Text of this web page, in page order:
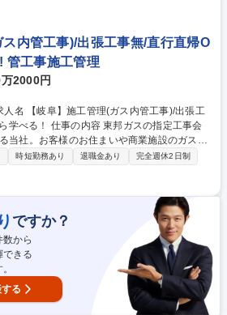
ケジュール調整 ■社内設計・工事担当との連
様をサポート ◎商品力・研修体制が充実して
す。 募集職種 【岐阜/営業】未
響営業！飛び込みなし☆
ス内管工事)/出張工事無/直行直帰O
管工事施工管理
2000円
ガスの指定工事会
当社。お客様のお住まいや商業施設のガス内
っていただきます。(現場作業ではありませ
■現場の工程管理 ■各工事担
理、品質管理、安全管理 ■施工図面／竣工図
など。 書類作成等はサポート事務が複数名お
おります。【魅力】東邦ガスの指定工事会社
ェアです！土木関連のお仕事が初めてだった
事)/
験から学べる！
時短勤務あり 退職金あり
完全週休2日制
ですか？
から
きる
る